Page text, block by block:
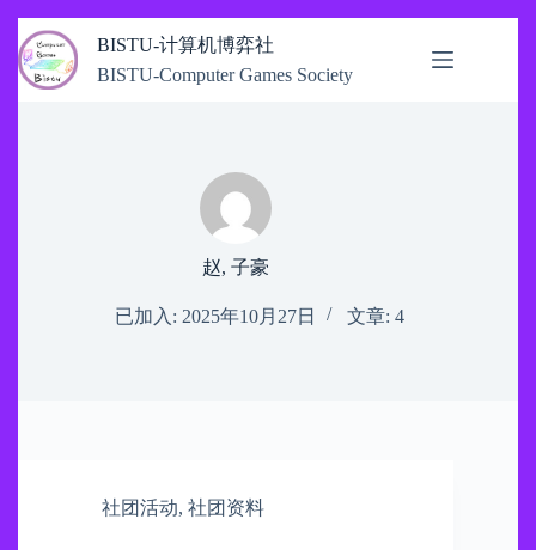
跳
过
内
BISTU-计算机博弈社
BISTU-Computer Games Society
赵, 子豪
已加入: 2025年10月27日 文章: 4
社团活动, 社团资料